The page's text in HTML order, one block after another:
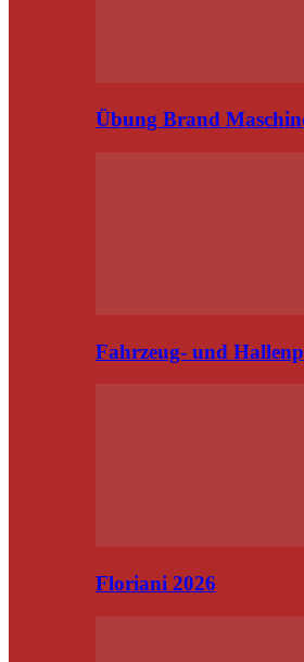
Übung Brand
Fahrzeug- und
Floriani 2026